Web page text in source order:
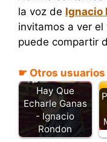
la voz de Ignacio
invitamos a ver
puede compartir
☛ Otros
Hay Que
Echarle Ganas
- Ignacio
Rondon